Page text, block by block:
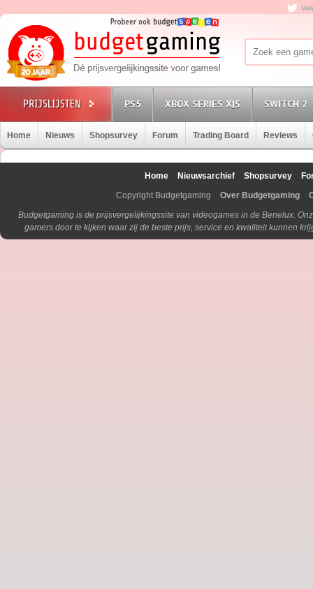
PS5 XBOX SERIES X|S SWITCH 2
Home Nieuws Shopsurvey Forum Trading Board Reviews
Home Nieuwsarchief Shopsurvey
Copyright Budgetgaming
Over Budgetgaming
Budgetgaming is de prijsvergelijkingssite van videogames in de Benelux.
gamers door te kijken waar zij de beste prijs, service en kwaliteit kunnen